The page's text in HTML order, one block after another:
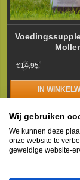
€14,95
IN
Wij gebruiken
We kunnen deze
onze website te
geweldige website-